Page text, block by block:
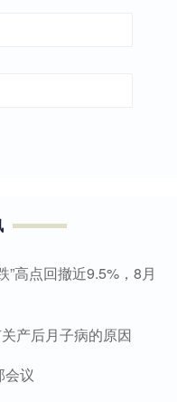
”高点回撤近9.5%，8月
产后月子病的原因
会议